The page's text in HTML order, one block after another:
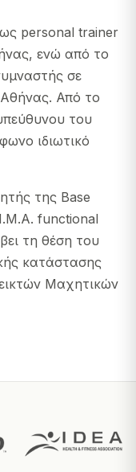
personal trainer
ενώ από το
σε
Από το
του
ιδιωτικό
της Base
functional
τη θέση του
κατάστασης
Μαχητικών